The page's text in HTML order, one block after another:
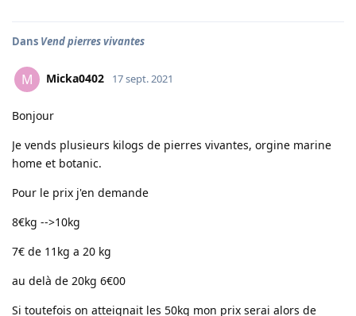
Dans Vend pierres vivantes
M Micka0402 17 sept. 2021
Bonjour
Je vends plusieurs kilogs de pierres vivantes, orgine marine
home et botanic.
Pour le prix j'en demande
8€kg -->10kg
7€ de 11kg a 20 kg
au delà de 20kg 6€00
Si toutefois on atteignait les 50kg mon prix serai alors de